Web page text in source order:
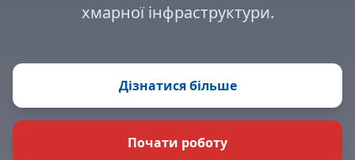
хмарної інфраструктури.
Дізнатися більше
Почати роботу